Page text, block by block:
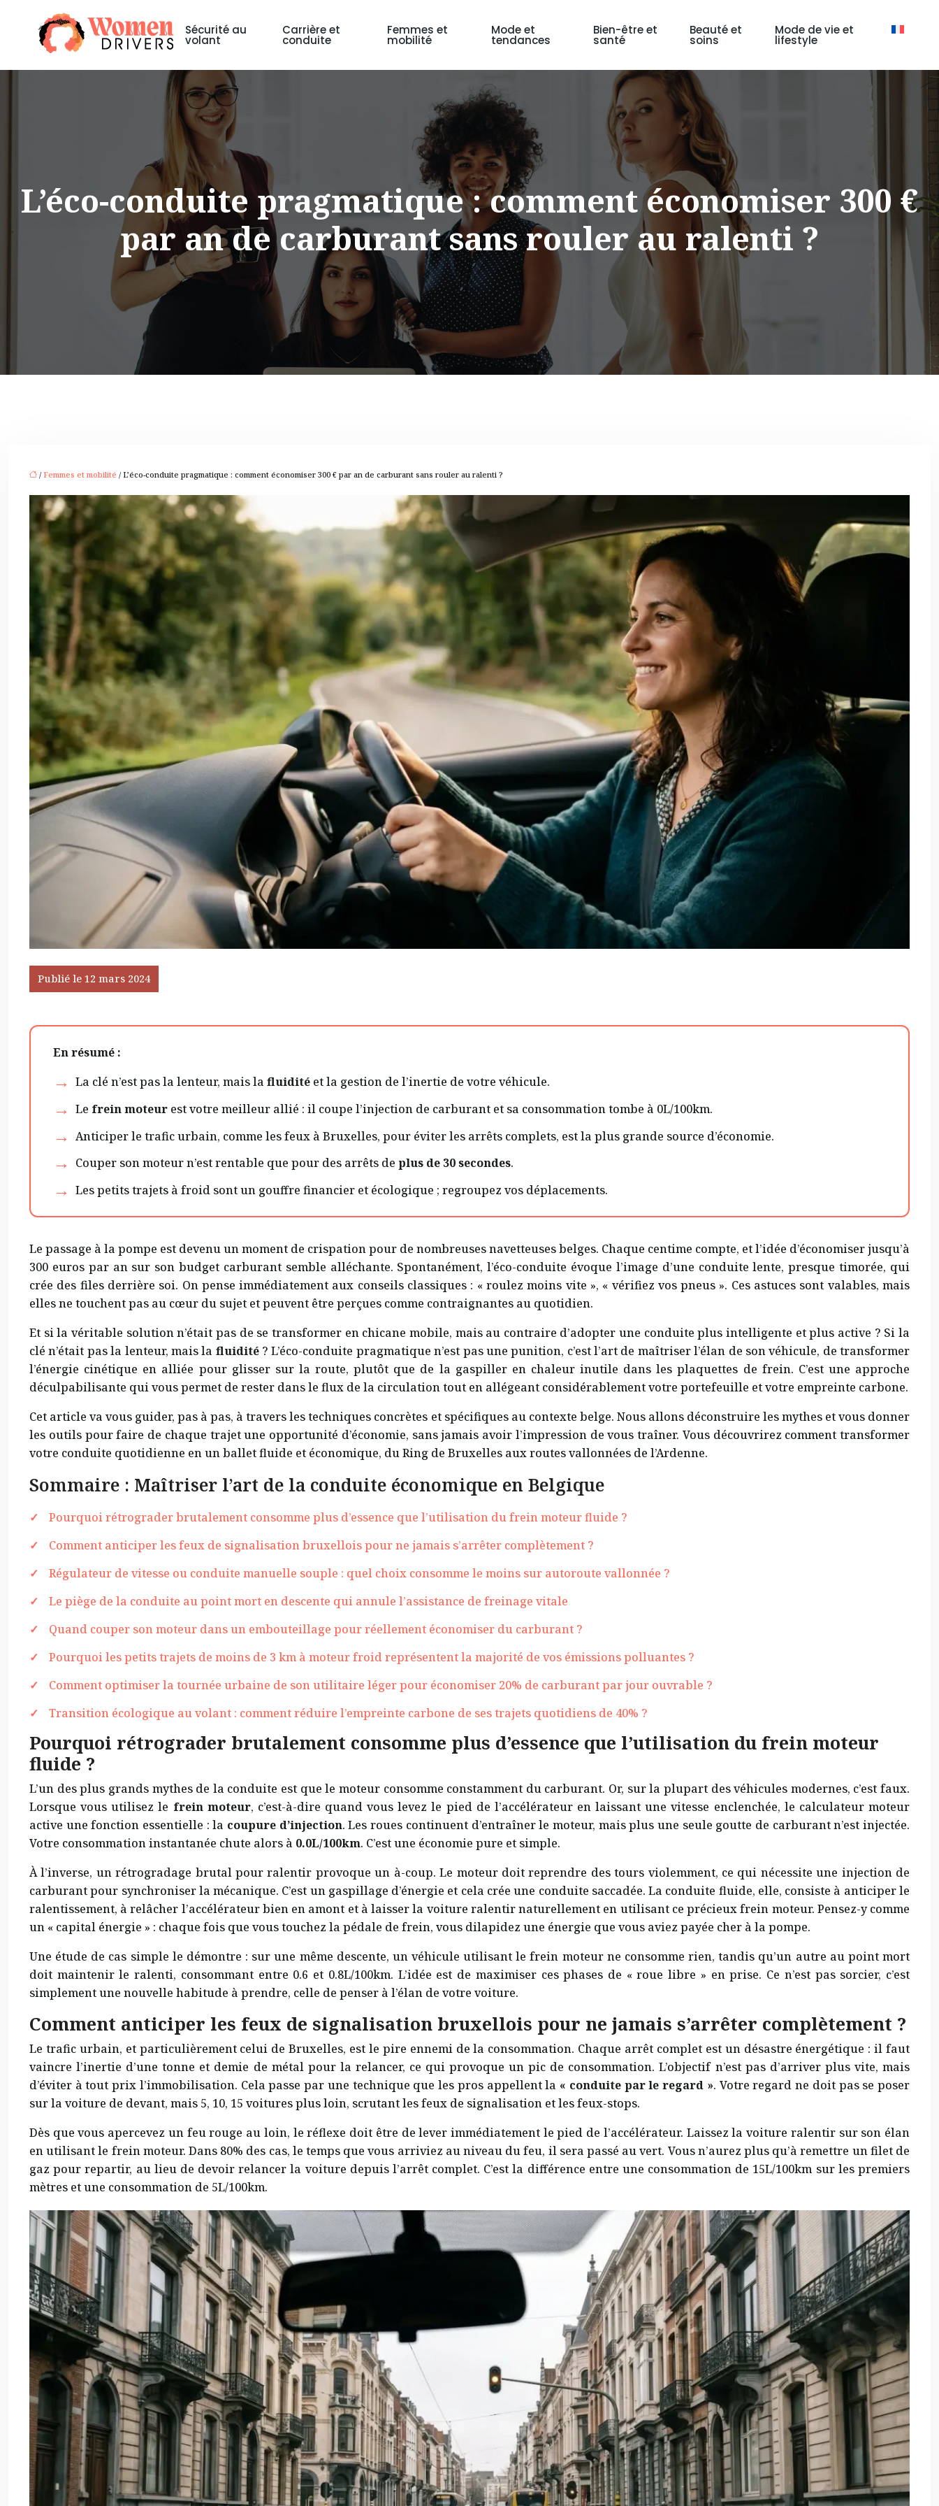
Sécurité au
volant
Carrière et
conduite
Femmes et
mobilité
Mode et
tendances
Bien-être et
santé
Beauté et
soins
Mode de vie et
lifestyle
L’éco-conduite pragmatique : comment économiser 300 €
par an de carburant sans rouler au ralenti ?
/ Femmes et mobilité / L’éco-conduite pragmatique : comment économiser 300 € par an de carburant sans rouler au ralenti ?
Publié le 12 mars 2024
En résumé :
La clé n’est pas la lenteur, mais la fluidité et la gestion de l’inertie de votre véhicule.
Le frein moteur est votre meilleur allié : il coupe l’injection de carburant et sa consommation tombe à 0L/100km.
Anticiper le trafic urbain, comme les feux à Bruxelles, pour éviter les arrêts complets, est la plus grande source d’économie.
Couper son moteur n’est rentable que pour des arrêts de plus de 30 secondes.
Les petits trajets à froid sont un gouffre financier et écologique ; regroupez vos déplacements.
Le passage à la pompe est devenu un moment de crispation pour de nombreuses navetteuses belges. Chaque centime compte, et l’idée d’économiser jusqu’à
300 euros par an sur son budget carburant semble alléchante. Spontanément, l’éco-conduite évoque l’image d’une conduite lente, presque timorée, qui
crée des files derrière soi. On pense immédiatement aux conseils classiques : « roulez moins vite », « vérifiez vos pneus ». Ces astuces sont valables, mais
elles ne touchent pas au cœur du sujet et peuvent être perçues comme contraignantes au quotidien.
Et si la véritable solution n’était pas de se transformer en chicane mobile, mais au contraire d’adopter une conduite plus intelligente et plus active ? Si la
clé n’était pas la lenteur, mais la fluidité? L’éco-conduite pragmatique n’est pas une punition, c’est l’art de maîtriser l’élan de son véhicule, de transformer
l’énergie cinétique en alliée pour glisser sur la route, plutôt que de la gaspiller en chaleur inutile dans les plaquettes de frein. C’est une approche
déculpabilisante qui vous permet de rester dans le flux de la circulation tout en allégeant considérablement votre portefeuille et votre empreinte carbone.
Cet article va vous guider, pas à pas, à travers les techniques concrètes et spécifiques au contexte belge. Nous allons déconstruire les mythes et vous donner
les outils pour faire de chaque trajet une opportunité d’économie, sans jamais avoir l’impression de vous traîner. Vous découvrirez comment transformer
votre conduite quotidienne en un ballet fluide et économique, du Ring de Bruxelles aux routes vallonnées de l’Ardenne.
Sommaire : Maîtriser l’art de la conduite économique en Belgique
Pourquoi rétrograder brutalement consomme plus d’essence que l’utilisation du frein moteur fluide ?
Comment anticiper les feux de signalisation bruxellois pour ne jamais s’arrêter complètement ?
Régulateur de vitesse ou conduite manuelle souple : quel choix consomme le moins sur autoroute vallonnée ?
Le piège de la conduite au point mort en descente qui annule l’assistance de freinage vitale
Quand couper son moteur dans un embouteillage pour réellement économiser du carburant ?
Pourquoi les petits trajets de moins de 3 km à moteur froid représentent la majorité de vos émissions polluantes ?
Comment optimiser la tournée urbaine de son utilitaire léger pour économiser 20% de carburant par jour ouvrable ?
Transition écologique au volant : comment réduire l’empreinte carbone de ses trajets quotidiens de 40% ?
Pourquoi rétrograder brutalement consomme plus d’essence que l’utilisation du frein moteur
fluide ?
L’un des plus grands mythes de la conduite est que le moteur consomme constamment du carburant. Or, sur la plupart des véhicules modernes, c’est faux.
Lorsque vous utilisez le frein moteur, c’est-à-dire quand vous levez le pied de l’accélérateur en laissant une vitesse enclenchée, le calculateur moteur
active une fonction essentielle : la coupure d’injection. Les roues continuent d’entraîner le moteur, mais plus une seule goutte de carburant n’est injectée.
Votre consommation instantanée chute alors à 0.0L/100km. C’est une économie pure et simple.
À l’inverse, un rétrogradage brutal pour ralentir provoque un à-coup. Le moteur doit reprendre des tours violemment, ce qui nécessite une injection de
carburant pour synchroniser la mécanique. C’est un gaspillage d’énergie et cela crée une conduite saccadée. La conduite fluide, elle, consiste à anticiper le
ralentissement, à relâcher l’accélérateur bien en amont et à laisser la voiture ralentir naturellement en utilisant ce précieux frein moteur. Pensez-y comme
un « capital énergie » : chaque fois que vous touchez la pédale de frein, vous dilapidez une énergie que vous aviez payée cher à la pompe.
Une étude de cas simple le démontre : sur une même descente, un véhicule utilisant le frein moteur ne consomme rien, tandis qu’un autre au point mort
doit maintenir le ralenti, consommant entre 0.6 et 0.8L/100km. L’idée est de maximiser ces phases de « roue libre » en prise. Ce n’est pas sorcier, c’est
simplement une nouvelle habitude à prendre, celle de penser à l’élan de votre voiture.
Comment anticiper les feux de signalisation bruxellois pour ne jamais s’arrêter complètement ?
Le trafic urbain, et particulièrement celui de Bruxelles, est le pire ennemi de la consommation. Chaque arrêt complet est un désastre énergétique : il faut
vaincre l’inertie d’une tonne et demie de métal pour la relancer, ce qui provoque un pic de consommation. L’objectif n’est pas d’arriver plus vite, mais
d’éviter à tout prix l’immobilisation. Cela passe par une technique que les pros appellent la « conduite par le regard ». Votre regard ne doit pas se poser
sur la voiture de devant, mais 5, 10, 15 voitures plus loin, scrutant les feux de signalisation et les feux-stops.
Dès que vous apercevez un feu rouge au loin, le réflexe doit être de lever immédiatement le pied de l’accélérateur. Laissez la voiture ralentir sur son élan
en utilisant le frein moteur. Dans 80% des cas, le temps que vous arriviez au niveau du feu, il sera passé au vert. Vous n’aurez plus qu’à remettre un filet de
gaz pour repartir, au lieu de devoir relancer la voiture depuis l’arrêt complet. C’est la différence entre une consommation de 15L/100km sur les premiers
mètres et une consommation de 5L/100km.